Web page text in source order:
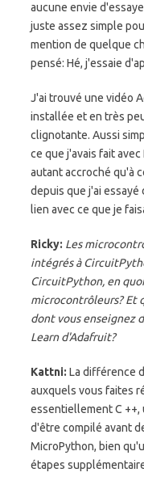
aucune envie
juste assez simple
mention de quelque
pensé: Hé, j'essaie
J'ai trouvé une vidéo
installée et en très
clignotante. Aussi
ce que j'avais fait
autant accroché qu'à
depuis que j'ai
lien avec ce que je
Ricky: Les
intégrés à
CircuitPython, en
microcontrôleurs? Et
dont vous enseignez
Learn d'Adafruit?
Kattni: La différence
auxquels vous faites
essentiellement C ++,
d'être compilé avant
MicroPython, bien
étapes